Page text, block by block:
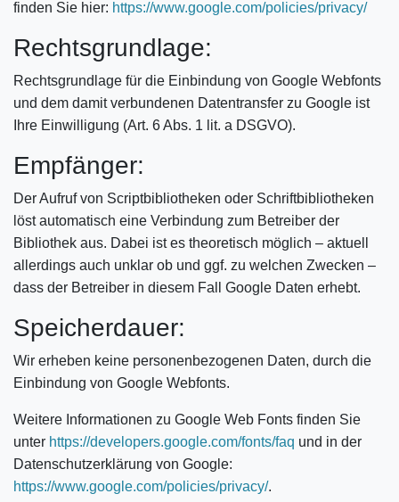
finden Sie hier: https://www.google.com/policies/privacy/
Rechtsgrundlage:
Rechtsgrundlage für die Einbindung von Google Webfonts
und dem damit verbundenen Datentransfer zu Google ist
Ihre Einwilligung (Art. 6 Abs. 1 lit. a DSGVO).
Empfänger:
Der Aufruf von Scriptbibliotheken oder Schriftbibliotheken
löst automatisch eine Verbindung zum Betreiber der
Bibliothek aus. Dabei ist es theoretisch möglich – aktuell
allerdings auch unklar ob und ggf. zu welchen Zwecken –
dass der Betreiber in diesem Fall Google Daten erhebt.
Speicherdauer:
Wir erheben keine personenbezogenen Daten, durch die
Einbindung von Google Webfonts.
Weitere Informationen zu Google Web Fonts finden Sie
unter https://developers.google.com/fonts/faq und in der
Datenschutzerklärung von Google:
https://www.google.com/policies/privacy/.